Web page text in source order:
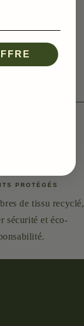
conçu pour
vision plus
PROTÉGÉS
de tissu recyclé,
sécurité et éco-